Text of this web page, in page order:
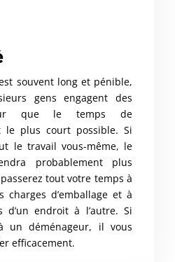
souvent long et pénible,
gens engagent des
que le temps de
le plus court possible. Si
le travail vous-même, le
probablement plus
tout votre temps à
charges d’emballage et à
d’un endroit à l’autre. Si
un déménageur, il vous
efficacement.